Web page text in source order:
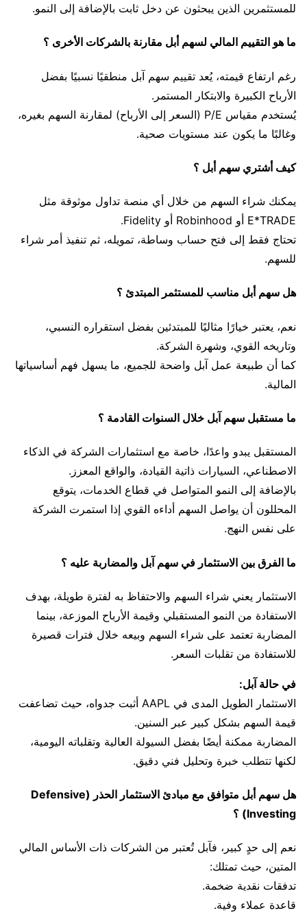
للمستثمرين الذين يبحثون عن دخل ثابت بالإضافة إلى النمو.
ما هو التقييم المالي لسهم أبل مقارنة بالشركات الأخرى ؟
رغم ارتفاع قيمته، يُعد تقييم سهم آبل منطقيًا نسبيًا بفضل
الأرباح الكبيرة والابتكار المستمر.
يُستخدم مقياس P/E (السعر إلى الأرباح) لمقارنة السهم بغيره،
وغالبًا ما يكون عند مستويات صحية.
كيف أشتري سهم أبل ؟
يمكنك شراء السهم من خلال أي منصة تداول موثوقة مثل
E*TRADE أو Robinhood أو Fidelity.
تحتاج فقط إلى فتح حساب وساطة، تمويله، ثم تنفيذ أمر شراء
للسهم.
هل سهم أبل مناسب للمستثمر المبتدئ ؟
نعم، يعتبر خيارًا مثاليًا للمبتدئين بفضل استقراره النسبي،
وتاريخه القوي، وشهرة الشركة.
كما أن طبيعة عمل آبل واضحة للجميع، ما يسهل فهم أساسياتها
المالية.
ما مستقبل سهم آبل خلال السنوات القادمة ؟
المستقبل يبدو واعدًا، خاصة مع استثمارات الشركة في الذكاء
الاصطناعي، السيارات ذاتية القيادة، والواقع المعزز.
بالإضافة إلى النمو المتواصل في قطاع الخدمات، يتوقع
المحللون أن يواصل السهم أداءه القوي إذا استمرت الشركة
على نفس النهج.
ما الفرق بين الاستثمار في سهم آبل والمضاربة عليه ؟
الاستثمار يعني شراء السهم والاحتفاظ به لفترة طويلة، بهدف
الاستفادة من النمو المستقبلي وقيمة الأرباح الموزعة، بينما
المضاربة تعتمد على شراء السهم وبيعه خلال فترات قصيرة
للاستفادة من تقلبات السعر.
في حالة آبل:
الاستثمار الطويل المدى في AAPL أثبت جدواه، حيث تضاعفت
قيمة السهم بشكل كبير عبر السنين.
المضاربة ممكنة أيضًا بفضل السيولة العالية وتقلباته اليومية،
لكنها تتطلب خبرة وتحليل فني دقيق.
هل سهم أبل متوافق مع مبادئ الاستثمار الحذر (Defensive
Investing) ؟
نعم إلى حدٍ كبير، فآبل تُعتبر من الشركات ذات الأساس المالي
المتين، حيث تمتلك:
تدفقات نقدية ضخمة.
قاعدة عملاء وفية.